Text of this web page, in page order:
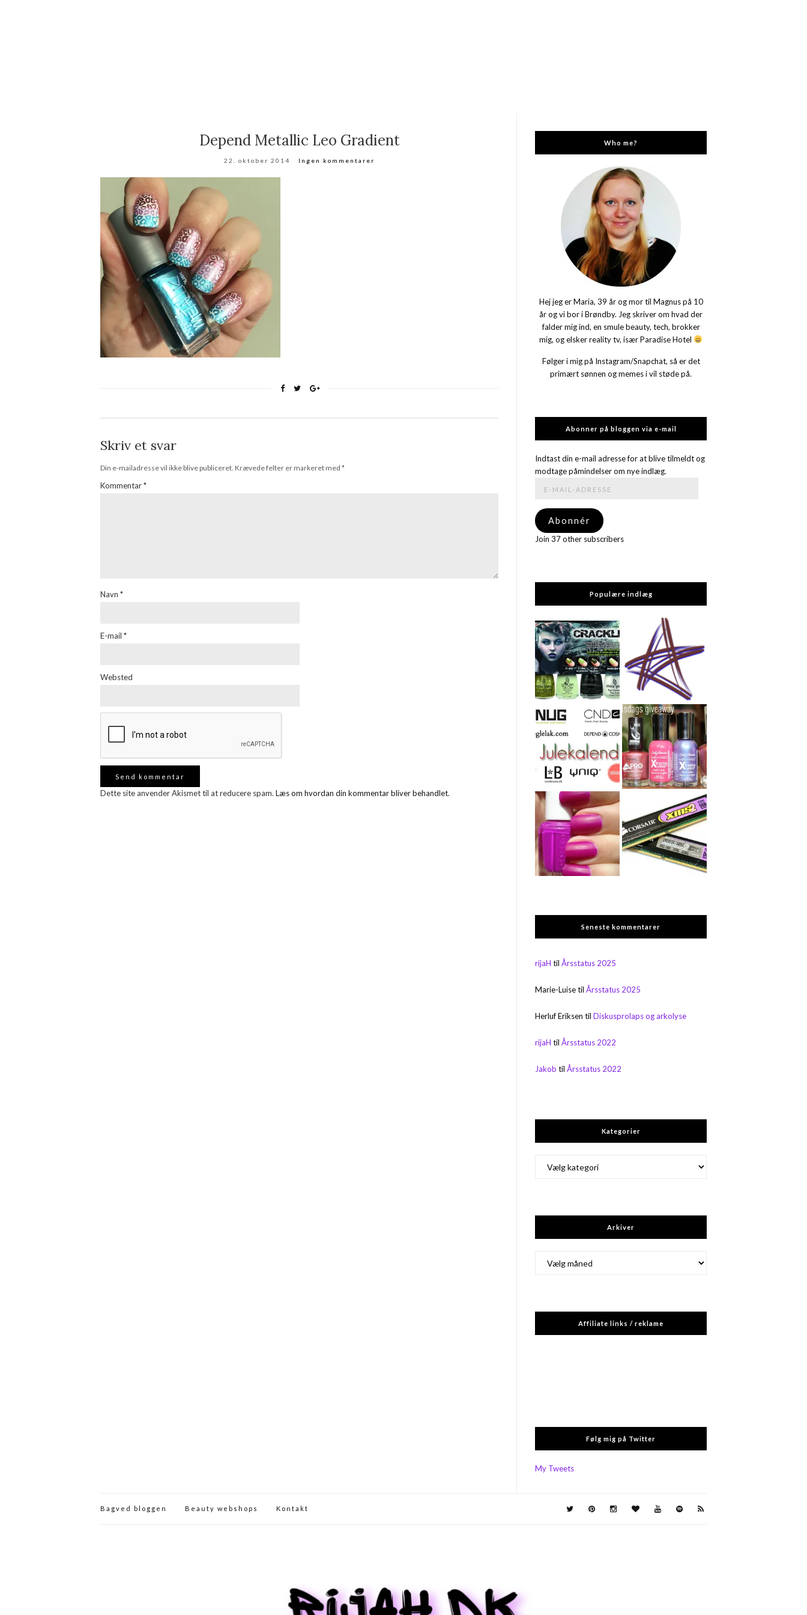
Depend Metallic Leo Gradient
22. oktober 2014 Ingen kommentarer
Skriv et svar
Din e-mailadresse vil ikke blive publiceret. Krævede felter er markeret med *
Kommentar*
Navn *
E-mail *
Websted
Dette site anvender Akismet til at reducere spam. Læs om hvordan din kommentar bliver behandlet.
Who me?
Hej jeg er Maria, 39 år og mor til Magnus på 10
år og vi bor i Brøndby. Jeg skriver om hvad der
falder mig ind, en smule beauty, tech, brokker
mig, og elsker reality tv, især Paradise Hotel
Følger i mig på Instagram/Snapchat, så er det
primært sønnen og memes i vil støde på.
Abonner på bloggen via e-mail
Indtast din e-mail adresse for at blive tilmeldt og
modtage påmindelser om nye indlæg.
adresse
Abonnér
Join 37 other subscribers
Populære indlæg
Seneste kommentarer
rijaH tilÅrsstatus 2025
Marie-LuisetilÅrsstatus 2025
Herluf Eriksen tilDiskusprolaps og arkolyse
rijaH tilÅrsstatus 2022
Jakob tilÅrsstatus 2022
Kategorier
Arkiver
Affiliate links / reklame
Følg mig på Twitter
My Tweets
Bagved bloggen Beauty webshops Kontakt